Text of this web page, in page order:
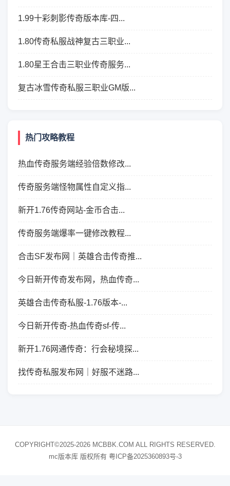
1.99十彩刺影传奇版本库-四...
1.80传奇私服战神复古三职业...
1.80星王合击三职业传奇服务...
复古冰雪传奇私服三职业GM版...
热门攻略教程
热血传奇服务端经验倍数修改...
传奇服务端怪物属性自定义指...
新开1.76传奇网站-金币合击...
传奇服务端爆率一键修改教程...
合击SF发布网｜英雄合击传奇推...
今日新开传奇发布网，热血传奇...
英雄合击传奇私服-1.76版本-...
今日新开传奇-热血传奇sf-传...
新开1.76网通传奇：行会秘境探...
找传奇私服发布网｜好服不迷路...
COPYRIGHT©2025-2026 MCBBK.COM ALL RIGHTS RESERVED.
mc版本库 版权所有 粤ICP备2025360893号-3